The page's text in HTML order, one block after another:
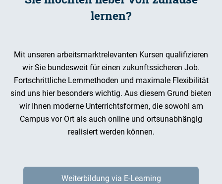
lernen?
Mit unseren arbeitsmarktrelevanten Kursen qualifizieren
wir Sie bundesweit für einen zukunftssicheren Job.
Fortschrittliche Lernmethoden und maximale Flexibilität
sind uns hier besonders wichtig. Aus diesem Grund bieten
wir Ihnen moderne Unterrichtsformen, die sowohl am
Campus vor Ort als auch online und ortsunabhängig
realisiert werden können.
Weiterbildung via E-Learning